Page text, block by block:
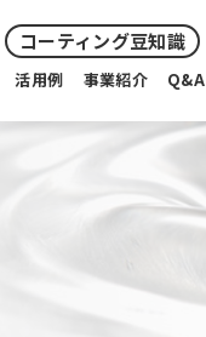
コーティング豆知識
活用例 事業紹介 Q&A